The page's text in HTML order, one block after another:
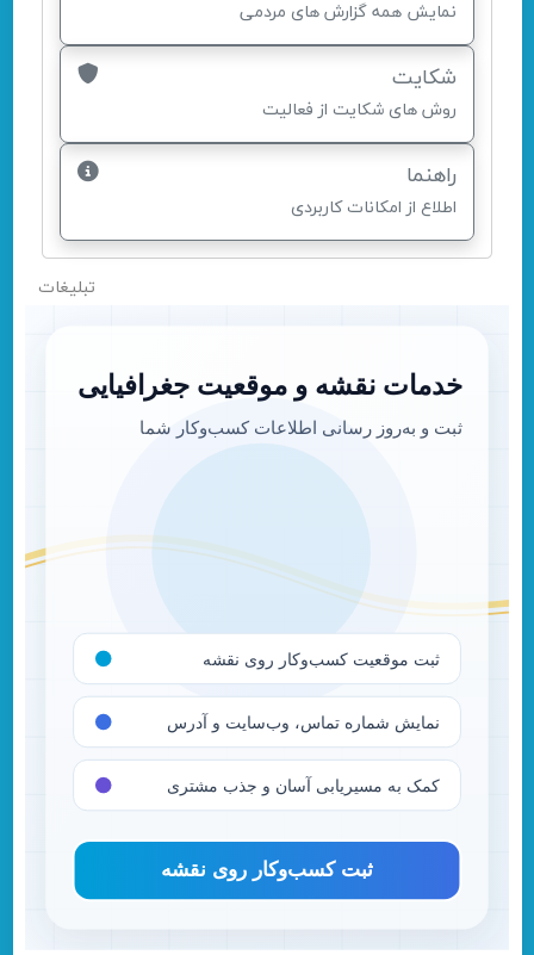
نمایش همه گزارش های مردمی
شکایت
روش های شکایت از فعالیت
راهنما
اطلاع از امکانات کاربردی